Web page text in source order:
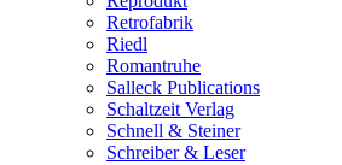
Retrofabrik
Riedl
Romantruhe
Salleck Publications
Schaltzeit Verlag
Schnell & Steiner
Schreiber & Leser